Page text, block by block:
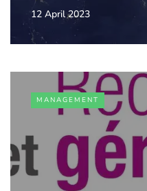
12 April 2023
MANAGEMENT